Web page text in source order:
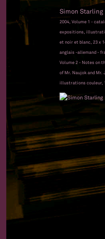
Simon Starling
2004, Volume 1 -
expositions,
et noir et blanc, 23 x
anglais -allemand -
Volume 2 - Notes on
of Mr. Naujok and Mr.
illustrations couleur,